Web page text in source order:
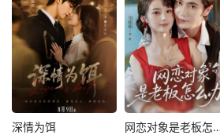
深情为饵 网恋对象是